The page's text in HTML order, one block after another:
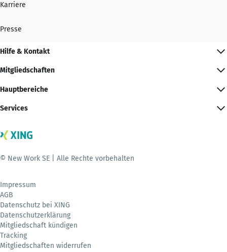
Karriere
Presse
Hilfe & Kontakt
Mitgliedschaften
Hauptbereiche
Services
© New Work SE | Alle Rechte vorbehalten
Impressum
AGB
Datenschutz bei XING
Datenschutzerklärung
Mitgliedschaft kündigen
Tracking
Mitgliedschaften widerrufen